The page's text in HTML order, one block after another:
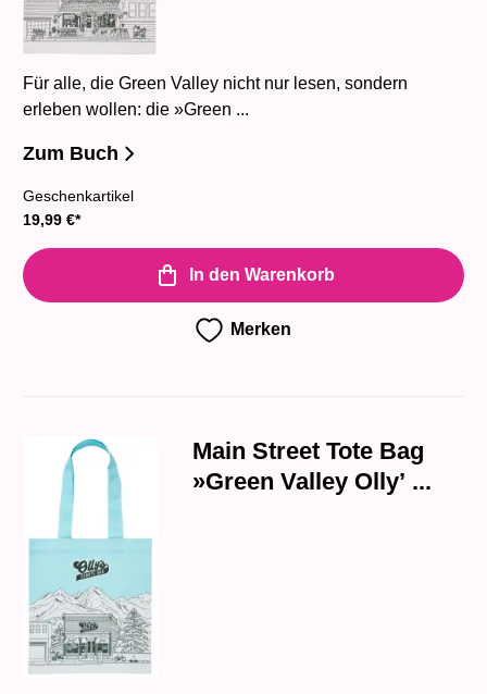
Für alle, die Green Valley nicht nur lesen, sondern
erleben wollen: die »Green ...
Zum Buch
Geschenkartikel
19,99 €*
In den Warenkorb
Merken
Main Street Tote Bag
»Green Valley Olly’ ...